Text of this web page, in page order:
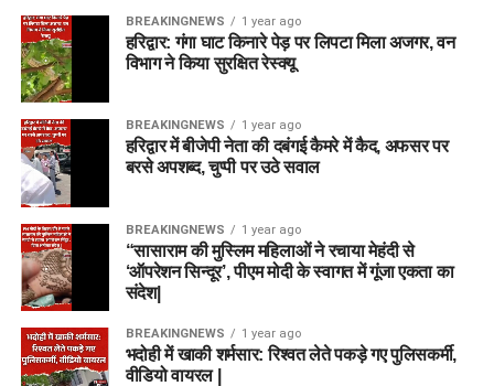
BREAKINGNEWS 1 year ago
हरिद्वार: गंगा घाट किनारे पेड़ पर लिपटा मिला अजगर, वन
विभाग ने किया सुरक्षित रेस्क्यू
BREAKINGNEWS 1 year ago
हरिद्वार में बीजेपी नेता की दबंगई कैमरे में कैद, अफसर पर
बरसे अपशब्द, चुप्पी पर उठे सवाल
BREAKINGNEWS 1 year ago
“सासाराम की मुस्लिम महिलाओं ने रचाया मेहंदी से
‘ऑपरेशन सिन्दूर’, पीएम मोदी के स्वागत में गूंजा एकता का
संदेश|
BREAKINGNEWS 1 year ago
भदोही में खाकी शर्मसार: रिश्वत लेते पकड़े गए पुलिसकर्मी,
वीडियो वायरल |